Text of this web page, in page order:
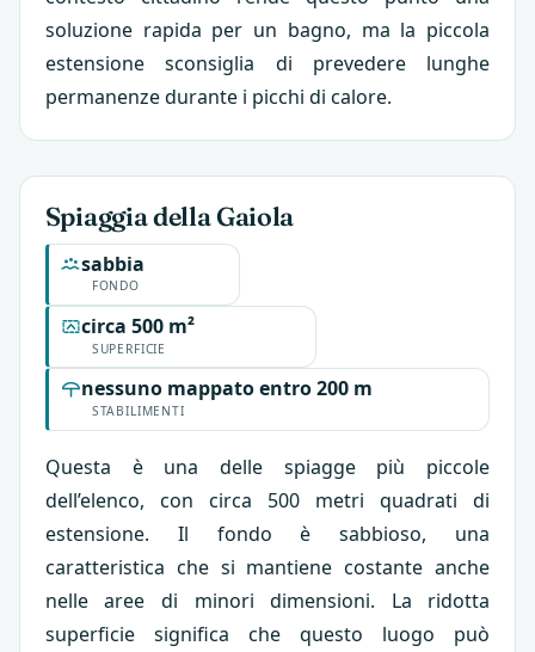
soluzione rapida per un bagno, ma la piccola
estensione sconsiglia di prevedere lunghe
permanenze durante i picchi di calore.
Spiaggia della Gaiola
FONDO
sabbia
SUPERFICIE
circa 500 m²
STABILIMENTI
nessuno mappato entro 200 m
Questa è una delle spiagge più piccole
dell’elenco, con circa 500 metri quadrati di
estensione. Il fondo è sabbioso, una
caratteristica che si mantiene costante anche
nelle aree di minori dimensioni. La ridotta
superficie significa che questo luogo può